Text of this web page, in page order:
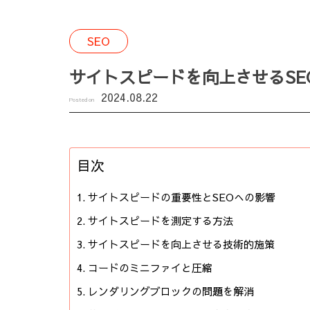
SEO
サイトスピードを向上させる
Posted on 2024.08.22
目次
サイトスピードの重要性とSEOへの影響
サイトスピードを測定する方法
サイトスピードを向上させる技術的施策
コードのミニファイと圧縮
レンダリングブロックの問題を解消